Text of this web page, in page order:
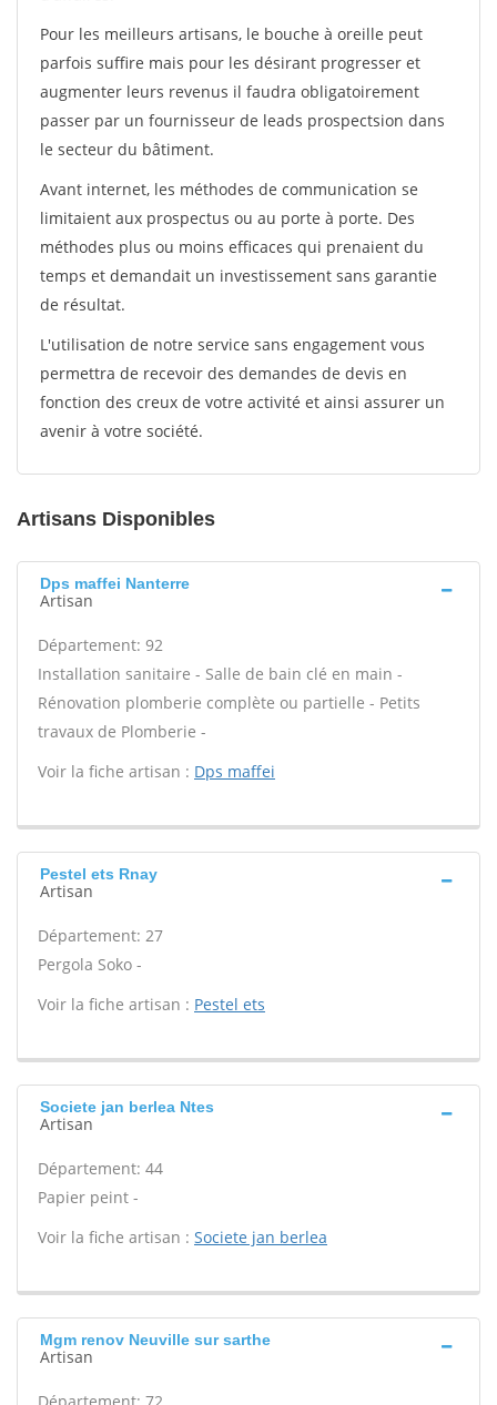
Pour les meilleurs artisans, le bouche à oreille peut
parfois suffire mais pour les désirant progresser et
augmenter leurs revenus il faudra obligatoirement
passer par un fournisseur de leads prospectsion dans
le secteur du bâtiment.
Avant internet, les méthodes de communication se
limitaient aux prospectus ou au porte à porte. Des
méthodes plus ou moins efficaces qui prenaient du
temps et demandait un investissement sans garantie
de résultat.
L'utilisation de notre service sans engagement vous
permettra de recevoir des demandes de devis en
fonction des creux de votre activité et ainsi assurer un
avenir à votre société.
Artisans Disponibles
Dps maffei Nanterre
Artisan
Département: 92
Installation sanitaire - Salle de bain clé en main -
Rénovation plomberie complète ou partielle - Petits
travaux de Plomberie -
Voir la fiche artisan : Dps maffei
Pestel ets Rnay
Artisan
Département: 27
Pergola Soko -
Voir la fiche artisan : Pestel ets
Societe jan berlea Ntes
Artisan
Département: 44
Papier peint -
Voir la fiche artisan : Societe jan berlea
Mgm renov Neuville sur sarthe
Artisan